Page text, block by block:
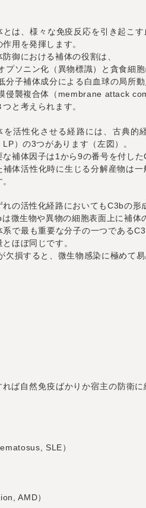
とは、様々な免疫反応を引き起こ
作用を発揮します。
防御における補体の役割は、
プソニン化（異物標識）と貪食細
分子補体成分による白血球の局所
侵襲複合体（membrane attack
つと考えられます。
を活性化させる経路には、古典的
LP）の3つがあります（左図）。
な補体因子は1から9の番号を付し
補体活性化時に生じる分解産物は
れの活性化経路においてもC3bの形
微生物や異物の細胞表面上に補体
系で最も重要な分子の一つである
とほぼ同じです。
欠損すると、微生物感染に極めて
ば自然免疫ばかりか宿主の防衛
SLE）
AMD）